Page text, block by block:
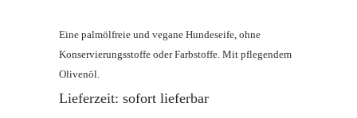
Eine palmölfreie und vegane Hundeseife, ohne
Konservierungsstoffe oder Farbstoffe. Mit pflegendem
Olivenöl.
Lieferzeit: sofort lieferbar